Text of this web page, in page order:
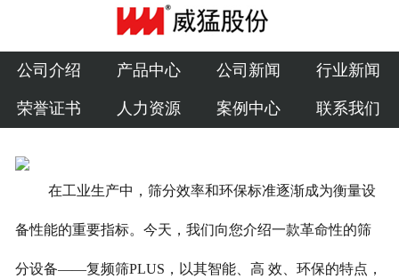
公司介绍
产品中心
公司新闻
公司介绍 产品中心 公司新闻 行业新闻
荣誉证书 人力资源 案例中心 联系我们
在工业生产中，筛分效率和环保标准逐渐成为衡量设
备性能的重要指标。今天，我们向您介绍一款革命性的筛
分设备——复频筛PLUS，以其智能、高 效、环保的特点，